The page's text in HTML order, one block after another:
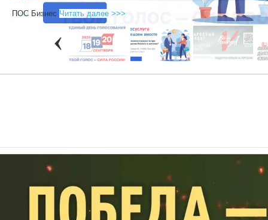
ПОС Бизнес Читать далее >>>